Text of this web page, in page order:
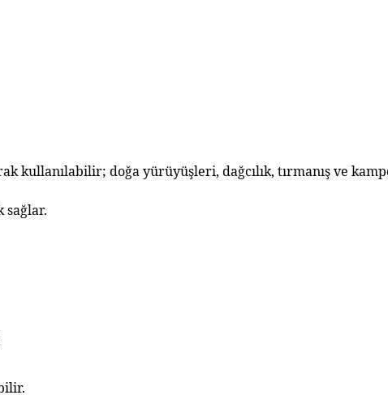
kullanılabilir; doğa yürüyüşleri, dağcılık, tırmanış ve
sağlar.